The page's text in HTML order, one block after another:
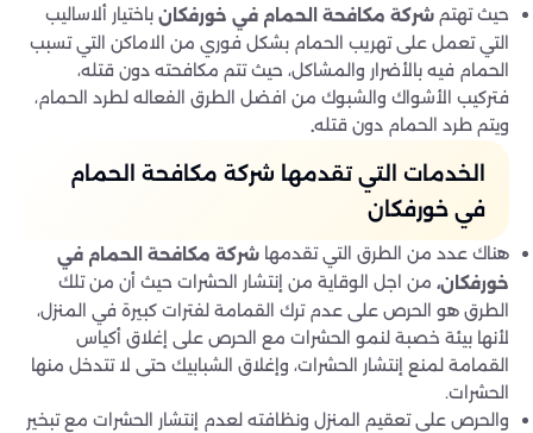
حيث تهتم شركة مكافحة الحمام في خورفكان باختيار ألاساليب
التي تعمل على تهريب الحمام بشكل فوري من الاماكن التي تسبب
الحمام فيه بالأضرار والمشاكل، حيث تتم مكافحته دون قتله،
فتركيب الأشواك والشبوك من افضل الطرق الفعاله لطرد الحمام،
ويتم طرد الحمام دون قتله.
الخدمات التي تقدمها شركة مكافحة الحمام
في خورفكان
هناك عدد من الطرق التي تقدمها شركة مكافحة الحمام في
خورفكان، من اجل الوقاية من إنتشار الحشرات حيث أن من تلك
الطرق هو الحرص على عدم ترك القمامة لفترات كبيرة في المنزل،
لأنها بيئة خصبة لنمو الحشرات مع الحرص على إغلاق أكياس
القمامة لمنع إنتشار الحشرات، وإغلاق الشبابيك حتى لا تتدخل منها
الحشرات.
والحرص على تعقيم المنزل ونظافته لعدم إنتشار الحشرات مع تبخير